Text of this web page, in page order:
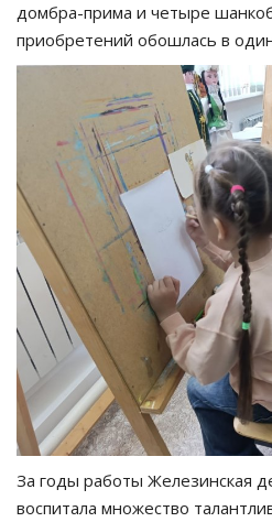
домбра-прима и четыре
приобретений обошлась в
За годы работы Железинская
воспитала множество